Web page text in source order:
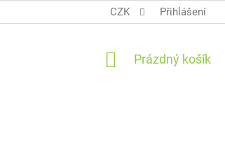
BALÍK OBCHODNÍ PODMÍNKY TERUNKY
CZK Přihlášení
NÁKUPNÍ
Prázdný košík